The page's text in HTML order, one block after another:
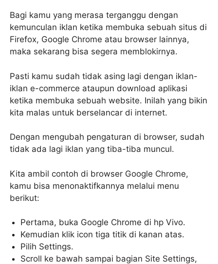
Bagi kamu yang merasa terganggu dengan
kemunculan iklan ketika membuka sebuah situs di
Firefox, Google Chrome atau browser lainnya,
maka sekarang bisa segera memblokirnya.
Pasti kamu sudah tidak asing lagi dengan iklan-
iklan e-commerce ataupun download aplikasi
ketika membuka sebuah website. Inilah yang bikin
kita malas untuk berselancar di internet.
Dengan mengubah pengaturan di browser, sudah
tidak ada lagi iklan yang tiba-tiba muncul.
Kita ambil contoh di browser Google Chrome,
kamu bisa menonaktifkannya melalui menu
berikut:
Pertama, buka Google Chrome di hp Vivo.
Kemudian klik icon tiga titik di kanan atas.
Pilih Settings.
Scroll ke bawah sampai bagian Site Settings,